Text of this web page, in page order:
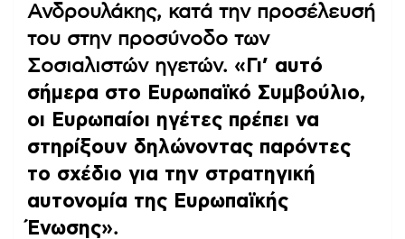
Ανδρουλάκης, κατά την προσέλευσή
του στην προσύνοδο των
Σοσιαλιστών ηγετών. «Γι’ αυτό
σήμερα στο Ευρωπαϊκό Συμβούλιο,
οι Ευρωπαίοι ηγέτες πρέπει να
στηρίξουν δηλώνοντας παρόντες
το σχέδιο για την στρατηγική
αυτονομία της Ευρωπαϊκής
Ένωσης».